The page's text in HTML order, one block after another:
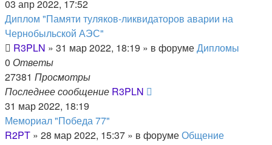
03 апр 2022, 17:52
Диплом "Памяти туляков-ликвидаторов аварии на
Чернобыльской АЭС"
R3PLN » 31 мар 2022, 18:19 » в форумеДипломы
0 Ответы
27381 Просмотры
Последнее сообщение R3PLN
31 мар 2022, 18:19
Мемориал "Победа 77"
R2PT » 28 мар 2022, 15:37 » в форумеОбщение